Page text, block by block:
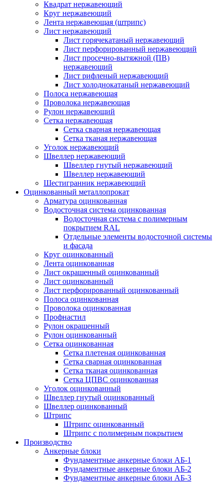
Квадрат нержавеющий
Круг нержавеющий
Лента нержавеющая (штрипс)
Лист нержавеющий
Лист горячекатаный нержавеющий
Лист перфорированный нержавеющий
Лист просечно-вытяжной (ПВ)
нержавеющий
Лист рифленый нержавеющий
Лист холоднокатаный нержавеющий
Полоса нержавеющая
Проволока нержавеющая
Рулон нержавеющий
Сетка нержавеющая
Сетка сварная нержавеющая
Сетка тканая нержавеющая
Уголок нержавеющий
Швеллер нержавеющий
Швеллер гнутый нержавеющий
Швеллер нержавеющий
Шестигранник нержавеющий
Оцинкованный металлопрокат
Арматура оцинкованная
Водосточная система оцинкованная
Водосточная система с полимерным
покрытием RAL
Отдельные элементы водосточной системы
и фасада
Круг оцинкованный
Лента оцинкованная
Лист окрашенный оцинкованный
Лист оцинкованный
Лист перфорированный оцинкованный
Полоса оцинкованная
Проволока оцинкованная
Профнастил
Рулон окрашенный
Рулон оцинкованный
Сетка оцинкованная
Сетка плетеная оцинкованная
Сетка сварная оцинкованная
Сетка тканая оцинкованная
Сетка ЦПВС оцинкованная
Уголок оцинкованный
Швеллер гнутый оцинкованный
Швеллер оцинкованный
Штрипс
Штрипс оцинкованный
Штрипс с полимерным покрытием
Производство
Анкерные блоки
Фундаментные анкерные блоки АБ-1
Фундаментные анкерные блоки АБ-2
Фундаментные анкерные блоки АБ-3